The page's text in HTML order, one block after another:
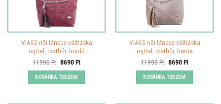
VIA55 női láncos válltáska
rojttal, rostbőr, bordó
11990Ft Original
was:
11990 Ft.
8690FtCurrent
KOSÁRBA TESZEM
VIA55 női láncos válltáska
rojttal, rostbőr, barna
11990Ft Original
was:
11990 Ft.
8690FtCurrent
KOSÁRBA TESZEM